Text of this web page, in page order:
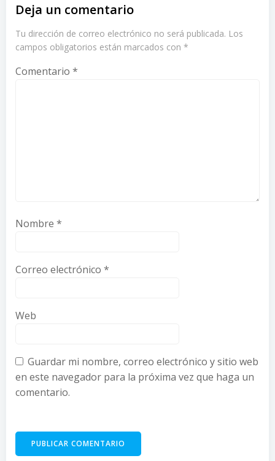
Deja un comentario
Tu dirección de correo electrónico no será publicada. Los
campos obligatorios están marcados con *
Comentario *
Nombre *
Correo electrónico *
Web
Guardar mi nombre, correo electrónico y sitio web
en este navegador para la próxima vez que haga un
comentario.